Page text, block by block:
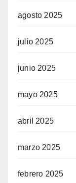
agosto 2025
julio 2025
junio 2025
mayo 2025
abril 2025
marzo 2025
febrero 2025